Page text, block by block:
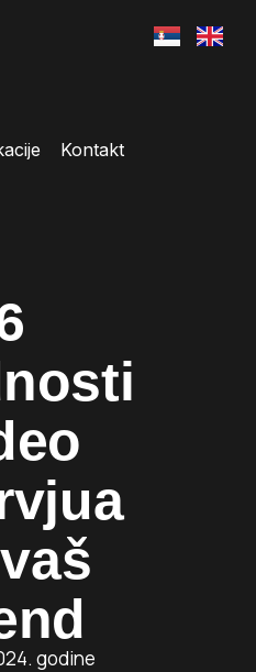
Kontakt
godine